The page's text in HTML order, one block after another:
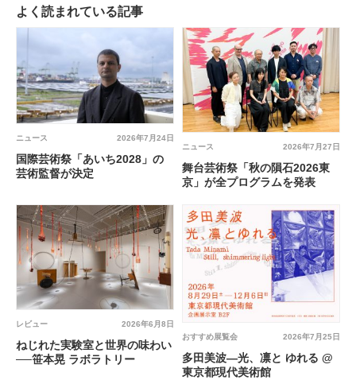
よく読まれている記事
2026年7月24日
ニュース
国際芸術祭「あいち2028」の
芸術監督が決定
2026年7月27日
ニュース
舞台芸術祭「秋の隕石2026東
京」が全プログラムを発表
2026年6月8日
レビュー
ねじれた実験室と世界の味わい
──笹本晃 ラボラトリー
2026年7月25日
おすすめ展覧会
多田美波―光、凛と ゆれる @
東京都現代美術館